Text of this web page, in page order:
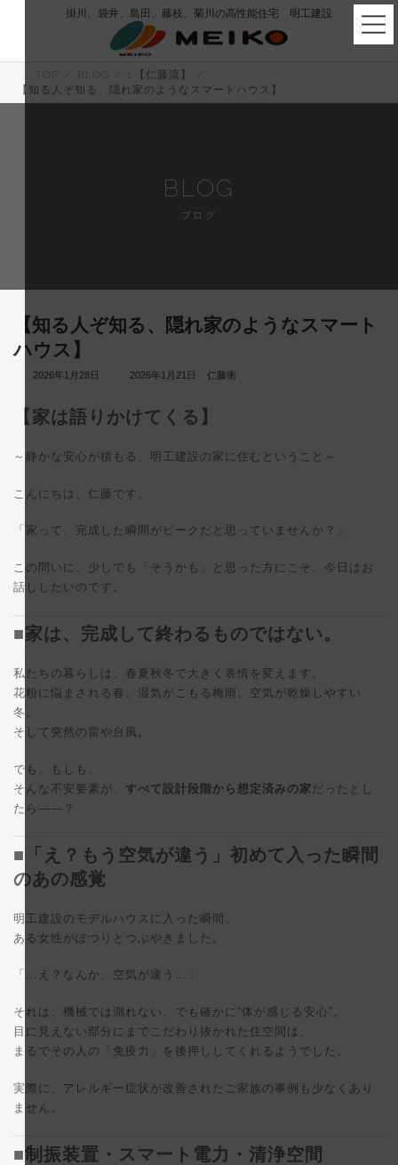
ス
ン
掛川、袋井、島田、藤枝、菊川の高性能住宅 明工建設
TOP BLOG
1.【仁藤流】
【知る人ぞ知る、隠れ家のようなスマートハウス】
BLOG
ブログ
【知る人ぞ知る、隠れ家のようなスマート
ハウス】
2026年1月28日
最
新
日
:
2026年1月21日 仁藤衛
【家は語りかけてくる】
～静かな安心が積もる、明工建設の家に住むということ～
こんにちは、仁藤です。
「家って、完成した瞬間がピークだと思っていませんか？」
この問いに、少しでも「そうかも」と思った方にこそ、今日はお
話ししたいのです。
■家は、完成して終わるものではない。
私たちの暮らしは、春夏秋冬で大きく表情を変えます。
花粉に悩まされる春。湿気がこもる梅雨。空気が乾燥しやすい
冬。
そして突然の雷や台風。
でも、もしも、
そんな不安要素が、 すべて設計段階から想定済みの家 だったとし
たら——？
■「え？もう空気が違う」初めて入った瞬間
のあの感覚
明工建設のモデルハウスに入った瞬間、
ある女性がぽつりとつぶやきました。
「…え？なんか、空気が違う…」
それは、機械では測れない、でも確かに“体が感じる安心”。
目に見えない部分にまでこだわり抜かれた住空間は、
まるでその人の「免疫力」を後押ししてくれるようでした。
実際に、アレルギー症状が改善されたご家族の事例も少なくあり
ません。
■制振装置・スマート電力・清浄空間